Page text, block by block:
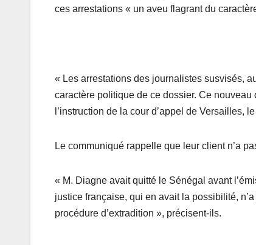
ces arrestations « un aveu flagrant du
« Les arrestations des journalistes susvisés,
caractère politique de ce dossier. Ce
l’instruction de la cour d’appel de Versailles,
Le communiqué rappelle que leur client n’a
« M. Diagne avait quitté le Sénégal avant
justice française, qui en avait la possibilité,
procédure d’extradition », précisent-ils.